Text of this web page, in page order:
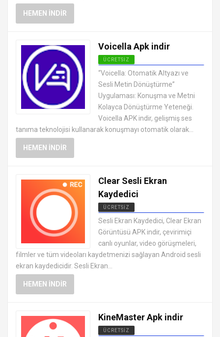
HEMEN İNDIR
Voicella Apk indir
ÜCRETSIZ
ANDROID VIDEO OYNATICI VE
DÜZENLEYICI UYGULAMALARI APK
“Voicella: Otomatik Altyazı ve
Sesli Metin Dönüştürme”
Uygulaması: Konuşma ve Metni
Kolayca Dönüştürme Yeteneği.
Voicella APK indir, gelişmiş ses
tanıma teknolojisi kullanarak konuşmayı otomatik olarak...
HEMEN İNDIR
Clear Sesli Ekran
Kaydedici
ÜCRETSIZ
ANDROID VIDEO OYNATICI VE
DÜZENLEYICI UYGULAMALARI APK
Sesli Ekran Kaydedici, Clear Ekran
Görüntüsü APK indir, çevirimiçi
canlı oyunlar, video görüşmeleri,
filmler ve tüm videoları kaydetmenizi sağlayan Android sesli
ekran kaydedicidir. Sesli Ekran...
HEMEN İNDIR
KineMaster Apk indir
ÜCRETSIZ